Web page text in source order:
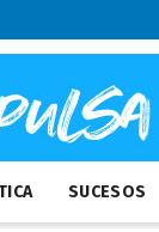
SUCESOS